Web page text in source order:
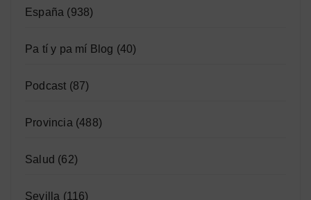
España (938)
Pa tí y pa mí Blog (40)
Podcast (87)
Provincia(488)
Salud (62)
Sevilla (116)